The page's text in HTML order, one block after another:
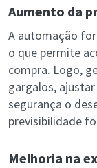
Aumento da
A automação
o que permite
compra. Logo,
gargalos,
segurança o
previsibilidade
Melhoria na